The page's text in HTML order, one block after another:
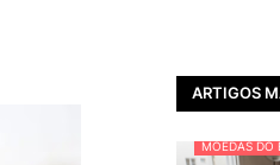
ARTIGOS
MOEDAS DO